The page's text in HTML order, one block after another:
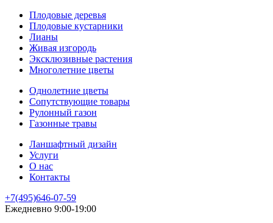
Плодовые деревья
Плодовые кустарники
Лианы
Живая изгородь
Эксклюзивные растения
Многолетние цветы
Однолетние цветы
Сопутствующие товары
Рулонный газон
Газонные травы
Ланшафтный дизайн
Услуги
О нас
Контакты
+7(495)646-07-59
Ежедневно 9:00-19:00